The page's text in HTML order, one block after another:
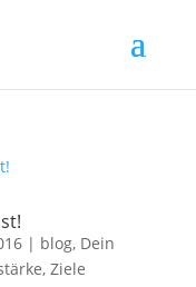
| blog, Dein
, Ziele